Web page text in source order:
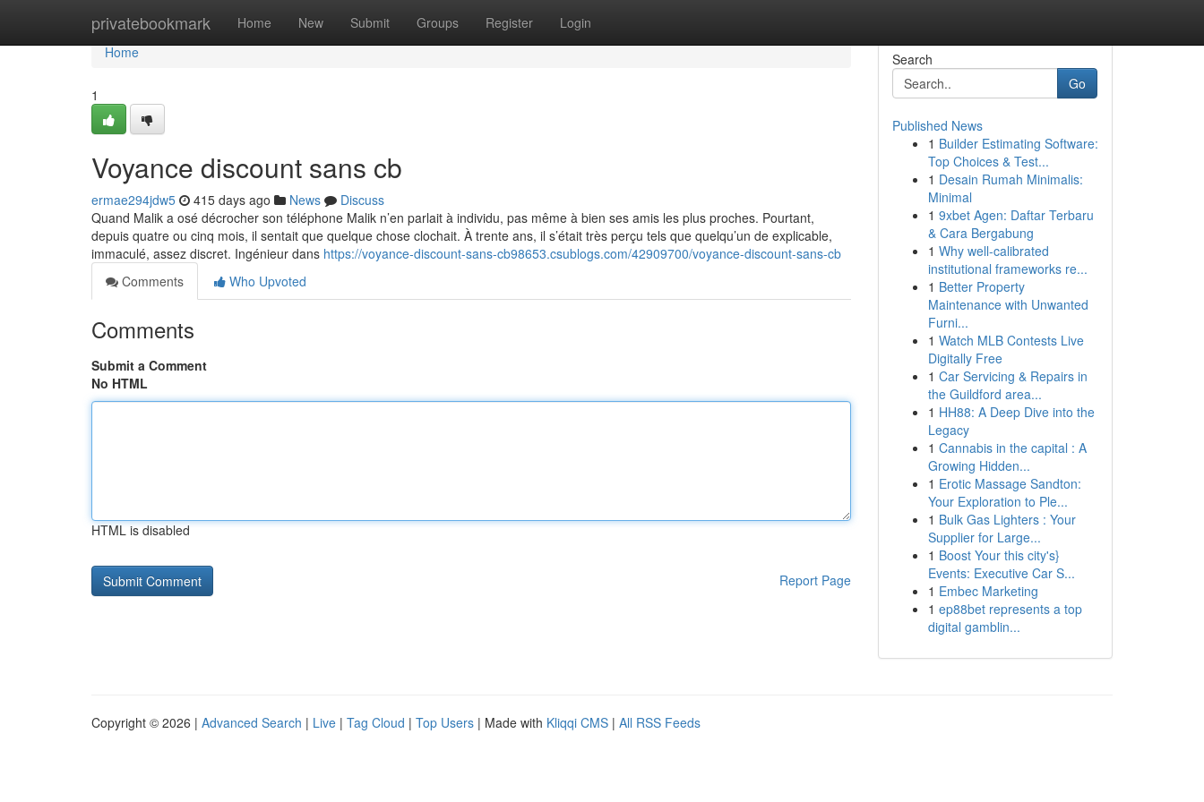
privatebookmark Home New Submit Groups Register Login
Home
Home
1
Voyance discount sans cb
ermae294jdw5 415 days ago News
Discuss
Quand Malik a osé décrocher son téléphone Malik n’en parlait à individu, pas même à bien ses amis les plus proches. Pourtant,
depuis quatre ou cinq mois, il sentait que quelque chose clochait. À trente ans, il s’était très perçu tels que quelqu’un de explicable,
immaculé, assez discret. Ingénieur dans https://voyance-discount-sans-cb98653.csublogs.com/42909700/voyance-discount-sans-cb
Comments
Who Upvoted
Comments
Submit a Comment
No HTML
HTML is disabled
Report Page
Search
Go
Published News
1 Builder Estimating Software:
Top Choices & Test...
1 Desain Rumah Minimalis:
Minimal
1 9xbet Agen: Daftar Terbaru
& Cara Bergabung
1 Why well-calibrated
institutional frameworks re...
1 Better Property
Maintenance with Unwanted
Furni...
1 Watch MLB Contests Live
Digitally Free
1 Car Servicing & Repairs in
the Guildford area...
1 HH88: A Deep Dive into the
Legacy
1 Cannabis in the capital : A
Growing Hidden...
1 Erotic Massage Sandton:
Your Exploration to Ple...
1 Bulk Gas Lighters : Your
Supplier for Large...
1 Boost Your this city's}
Events: Executive Car S...
1 Embec Marketing
1 ep88bet represents a top
digital gamblin...
Copyright © 2026 | Advanced Search | Live | Tag Cloud | Top Users | Made with Kliqqi CMS | All RSS Feeds